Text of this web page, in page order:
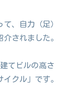
、自力（足）
介されました。
てビルの高さ
クル」です。